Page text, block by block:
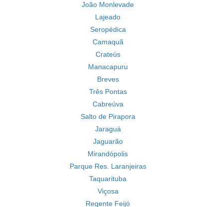
João Monlevade
Lajeado
Seropédica
Camaquã
Crateús
Manacapuru
Breves
Três Pontas
Cabreúva
Salto de Pirapora
Jaraguá
Jaguarão
Mirandópolis
Parque Res. Laranjeiras
Taquarituba
Viçosa
Regente Feijó